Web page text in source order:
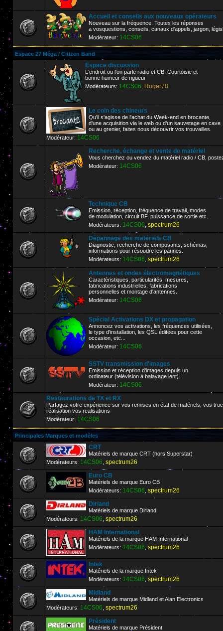
Accueil et conseils aux nouveaux opérateurs
Nouveau sur la fréquence. Toutes les réponses
a vosquestions, conseils, canaux d'appels, jargon,
Modérateur: 14CS06
Espace 27 Méga / Citizen Band
Espace discussion
L'endroit ou l'on parle radio et CB. Courtoisie et
bonne humeur de rigueur
Modérateurs: 14CS06 Roger78
Le coin des chineurs
Qu'il s'agisse de l'achat du Week-end en brocante,
d'une acquisition via le web ou d'un sauvetage en cave
ou au grenier, faites nous découvrir vos trouvailles.
Modérateur: 14CS06
Recherche, échange et vente de matériel
Vous cherchez ou vendez du matériel radio / CB,
Modérateur: 14CS06
Technique CB
Emission, réception, fréquence de travail, modes
de modulation, circuit BF, puissance de sortie etc...
Modérateurs: 14CS06 spectrum26
Dépannage des matériels CB
Diagnostic, recherche de composants, schémas,
informations pour résoudre les pannes.
Modérateurs: 14CS06 spectrum26
Antennes et ondes électromagnétiques
Caractéristiques, particularités, mesures,
fabrications industrielles, fabrications
personnelles et montage d'antennes.
Modérateur: 14CS06
Spécial Activations DX et propagation
Annoncez vos activations, les fréquences utilisées,
le type d'installation, les QSL éditées pour cette
occasion, etc...
Modérateur: 14CS06
SSTV transmission d'images
Emission et réception d'images depuis un
ordinateur (télévision à balayage lent).
Modérateur: 14CS06
Restaurations de TX et RX
Partagez votre expérience sur vos remises en état de matériels, vos
réalisation vos realisations
Modérateur: 14CS06
Principales Marques et modèles
CRT
Matériels de marque CRT (hors Superstar)
Modérateurs: 14CS06 spectrum26
Euro CB
Matériels de marque Euro CB
Modérateurs: 14CS06 spectrum26
Dirland
Matériels de marque Dirland
Modérateurs: 14CS06 spectrum26
HAM International
Matériels de la marque HAM International
Modérateurs: 14CS06 spectrum26
Intek
Matériels de la marque Intek
Modérateurs: 14CS06 spectrum26
Midland
Matériels de marque Midland et Alan Electronics
Modérateurs: 14CS06 spectrum26
Président
Matériels de marque Président